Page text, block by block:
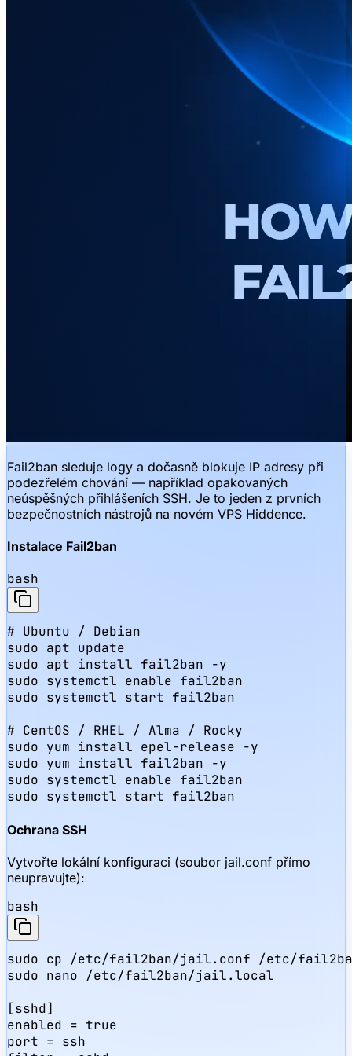
Fail2ban sleduje logy a dočasně blokuje IP adresy při
podezřelém chování — například opakovaných
neúspěšných přihlášeních SSH. Je to jeden z prvních
bezpečnostních nástrojů na novém VPS Hiddence.
Instalace Fail2ban
bash
# Ubuntu / Debian
sudo apt update
sudo apt install fail2ban -y
sudo systemctl enable fail2ban
sudo systemctl start fail2ban
# CentOS / RHEL / Alma / Rocky
sudo yum install epel-release -y
sudo yum install fail2ban -y
sudo systemctl enable fail2ban
sudo systemctl start fail2ban
Ochrana SSH
Vytvořte lokální konfiguraci (soubor jail.conf přímo
neupravujte):
bash
sudo cp /etc/fail2ban/jail.conf /etc/
sudo nano /etc/fail2ban/jail.local
[sshd]
enabled = true
port = ssh